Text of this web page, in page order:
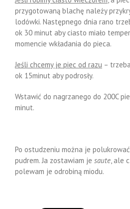
przygotowaną blachę należy
lodówki. Następnego dnia rano
ok 30 minut aby ciasto miało
momencie wkładania do pieca.
Jeśli chcemy je piec od razu –
ok 15minut aby podrosły.
Wstawić do nagrzanego do 200C
minut.
Po ostudzeniu można je
pudrem. Ja zostawiam je saute, ale
polewam je odrobiną miodu.